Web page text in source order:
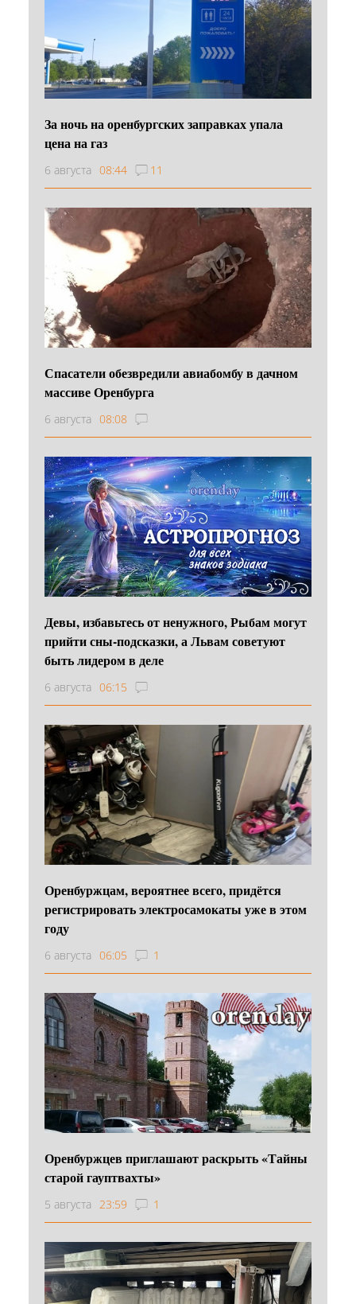
За ночь на оренбургских заправках упала
цена на газ
6 августа 08:44 11
Спасатели обезвредили авиабомбу в дачном
массиве Оренбурга
6 августа 08:08
Девы, избавьтесь от ненужного, Рыбам могут
прийти сны-подсказки, а Львам советуют
быть лидером в деле
6 августа 06:15
Оренбуржцам, вероятнее всего, придётся
регистрировать электросамокаты уже в этом
году
6 августа 06:05 1
Оренбуржцев приглашают раскрыть «Тайны
старой гауптвахты»
5 августа 23:59 1